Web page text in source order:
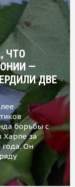
ЧТО
—
ДВЕ
борьбы с
Харпе за
Он